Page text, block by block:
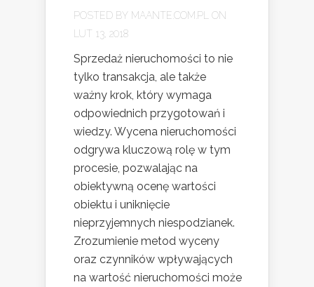
POSTED BY MAANTE.COM.PL
ON
LUT 13, 2018
Sprzedaż nieruchomości to nie
tylko transakcja, ale także
ważny krok, który wymaga
odpowiednich przygotowań i
wiedzy. Wycena nieruchomości
odgrywa kluczową rolę w tym
procesie, pozwalając na
obiektywną ocenę wartości
obiektu i uniknięcie
nieprzyjemnych niespodzianek.
Zrozumienie metod wyceny
oraz czynników wpływających
na wartość nieruchomości może